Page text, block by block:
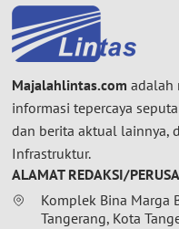
Majalahlintas.com adalah
informasi tepercaya
dan berita aktual lainnya,
Infrastruktur.
ALAMAT REDAKSI/
Komplek Bina Marga
Tangerang, Kota